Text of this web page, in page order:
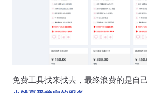
免费工具找来找去，最终浪费的是自